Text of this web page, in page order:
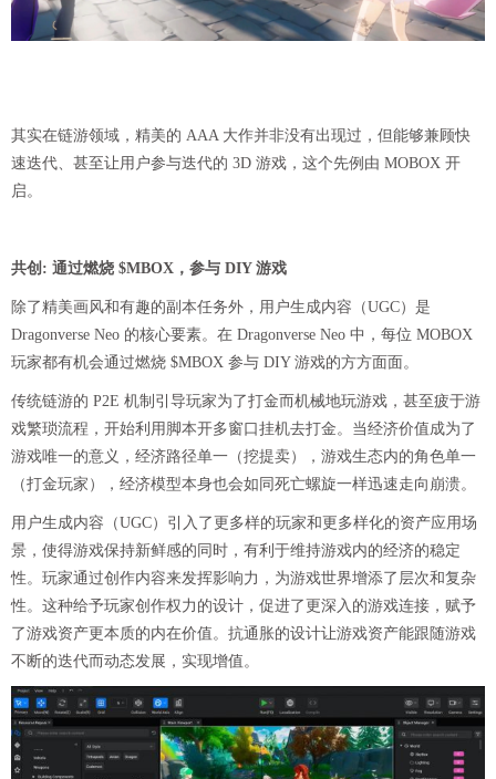
其实在链游领域，精美的 AAA 大作并非没有出现过，但能够兼顾快
速迭代、甚至让用户参与迭代的 3D 游戏，这个先例由 MOBOX 开
启。
共创: 通过燃烧 $MBOX，参与 DIY 游戏
除了精美画风和有趣的副本任务外，用户生成内容（UGC）是
Dragonverse Neo 的核心要素。在 Dragonverse Neo 中，每位 MOBOX
玩家都有机会通过燃烧 $MBOX 参与 DIY 游戏的方方面面。
传统链游的 P2E 机制引导玩家为了打金而机械地玩游戏，甚至疲于游
戏繁琐流程，开始利用脚本开多窗口挂机去打金。当经济价值成为了
游戏唯一的意义，经济路径单一（挖提卖），游戏生态内的角色单一
（打金玩家），经济模型本身也会如同死亡螺旋一样迅速走向崩溃。
用户生成内容（UGC）引入了更多样的玩家和更多样化的资产应用场
景，使得游戏保持新鲜感的同时，有利于维持游戏内的经济的稳定
性。玩家通过创作内容来发挥影响力，为游戏世界增添了层次和复杂
性。这种给予玩家创作权力的设计，促进了更深入的游戏连接，赋予
了游戏资产更本质的内在价值。抗通胀的设计让游戏资产能跟随游戏
不断的迭代而动态发展，实现增值。